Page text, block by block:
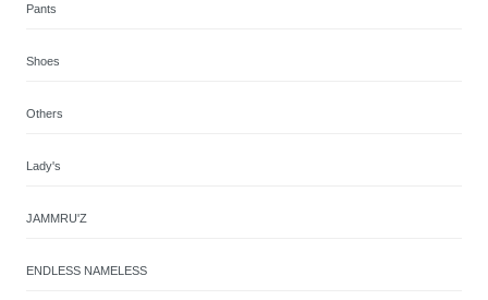
Pants
Shoes
Others
Lady's
JAMMRU'Z
ENDLESS NAMELESS